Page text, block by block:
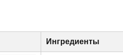
Ингредиенты